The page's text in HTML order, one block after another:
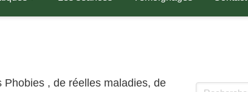
Phobies , de réelles maladies, de
Rechercher